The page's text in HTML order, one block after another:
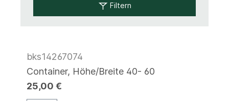
Filtern
bks14267074
Container, Höhe/Breite 40- 60
25,00 €